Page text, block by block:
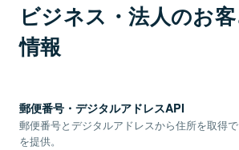
ビジネス・法人のお
情報
郵便番号・デジタルアドレスAPI
郵便番号とデジタルアドレスから住所を取得
を提供。